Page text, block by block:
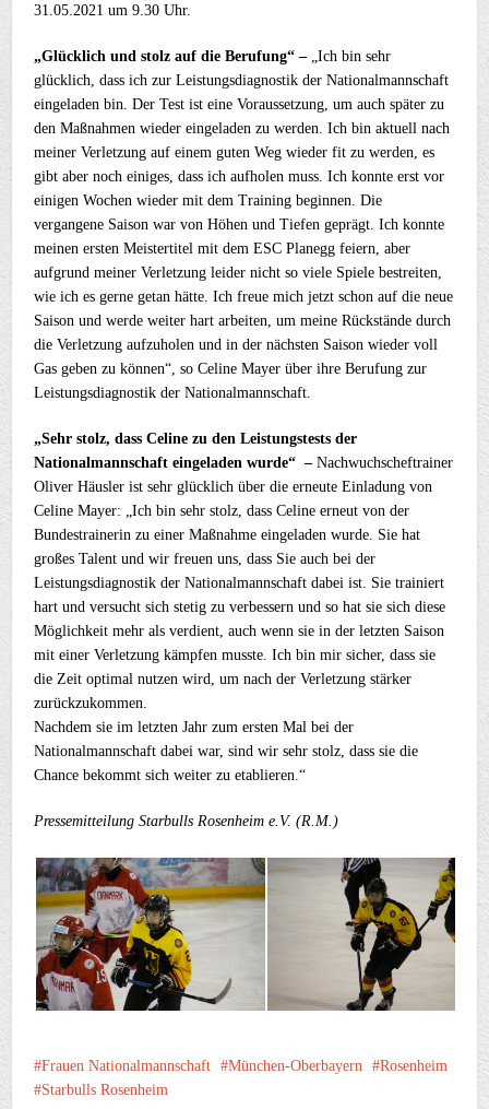
31.05.2021 um 9.30 Uhr.
„Glücklich und stolz auf die Berufung“ –
„Ich bin sehr
glücklich, dass ich zur Leistungsdiagnostik der Nationalmannschaft
eingeladen bin. Der Test ist eine Voraussetzung, um auch später zu
den Maßnahmen wieder eingeladen zu werden. Ich bin aktuell nach
meiner Verletzung auf einem guten Weg wieder fit zu werden, es
gibt aber noch einiges, dass ich aufholen muss. Ich konnte erst vor
einigen Wochen wieder mit dem Training beginnen. Die
vergangene Saison war von Höhen und Tiefen geprägt. Ich konnte
meinen ersten Meistertitel mit dem ESC Planegg feiern, aber
aufgrund meiner Verletzung leider nicht so viele Spiele bestreiten,
wie ich es gerne getan hätte. Ich freue mich jetzt schon auf die neue
Saison und werde weiter hart arbeiten, um meine Rückstände durch
die Verletzung aufzuholen und in der nächsten Saison wieder voll
Gas geben zu können“, so Celine Mayer über ihre Berufung zur
Leistungsdiagnostik der Nationalmannschaft.
„Sehr stolz, dass Celine zu den Leistungstests der
Nationalmannschaft eingeladen wurde“ –Nachwuchscheftrainer
Oliver Häusler ist sehr glücklich über die erneute Einladung von
Celine Mayer: „Ich bin sehr stolz, dass Celine erneut von der
Bundestrainerin zu einer Maßnahme eingeladen wurde. Sie hat
großes Talent und wir freuen uns, dass Sie auch bei der
Leistungsdiagnostik der Nationalmannschaft dabei ist. Sie trainiert
hart und versucht sich stetig zu verbessern und so hat sie sich diese
Möglichkeit mehr als verdient, auch wenn sie in der letzten Saison
mit einer Verletzung kämpfen musste. Ich bin mir sicher, dass sie
die Zeit optimal nutzen wird, um nach der Verletzung stärker
zurückzukommen.
Nachdem sie im letzten Jahr zum ersten Mal bei der
Nationalmannschaft dabei war, sind wir sehr stolz, dass sie die
Chance bekommt sich weiter zu etablieren.“
Pressemitteilung Starbulls Rosenheim e.V.(R.M.)
Frauen Nationalmannschaft München-Oberbayern
Rosenheim
Starbulls Rosenheim